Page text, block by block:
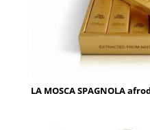
LA MOSCA SPAGNOLA